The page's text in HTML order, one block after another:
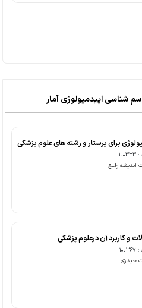
شناسی اپیدمیولوژی آمار
برای پرستار و رشته های علوم پزشکی
اندیشه رفیع
و کاربرد آن درعلوم پزشکی
حیدری